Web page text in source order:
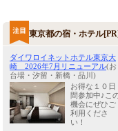
東京都の宿・ホテル
ダイワロイネットホテル東京大
崎 2026年7月リニューアル(お
台場・汐留・新橋・品川)
お得な１０日
間参加中♪こ
機会にぜひご
利用くださ
い！